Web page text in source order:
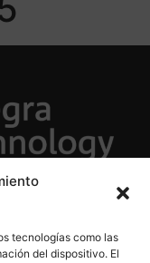
tecnologías como las
del dispositivo. El